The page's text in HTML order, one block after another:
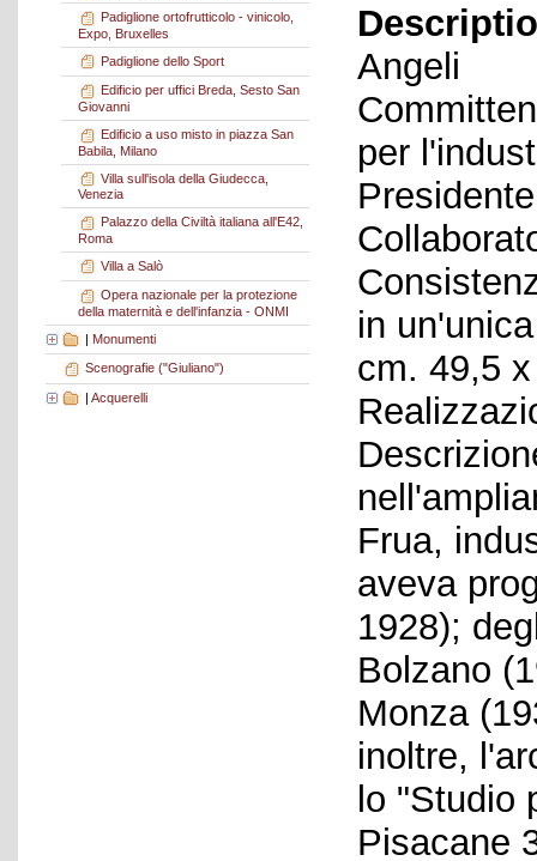
Padiglione ortofrutticolo - vinicolo,
Expo, Bruxelles
Padiglione dello Sport
Edificio per uffici Breda, Sesto San
Giovanni
Edificio a uso misto in piazza San
Babila, Milano
Villa sull'isola della Giudecca,
Venezia
Palazzo della Civiltà italiana all'E42,
Roma
Villa a Salò
Opera nazionale per la protezione
della maternità e dell'infanzia - ONMI
| Monumenti
Scenografie ("Giuliano")
| Acquerelli
Angeli
per
in
cm. 49,5
Frua,
aveva
1928);
Bolzano
Monza
inoltre,
lo "Studio
Pisacane